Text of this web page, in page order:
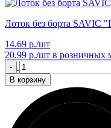
Лоток без борта SAVIC
14.69 р./шт
20.99 р./шт в розничных
-
В корзину